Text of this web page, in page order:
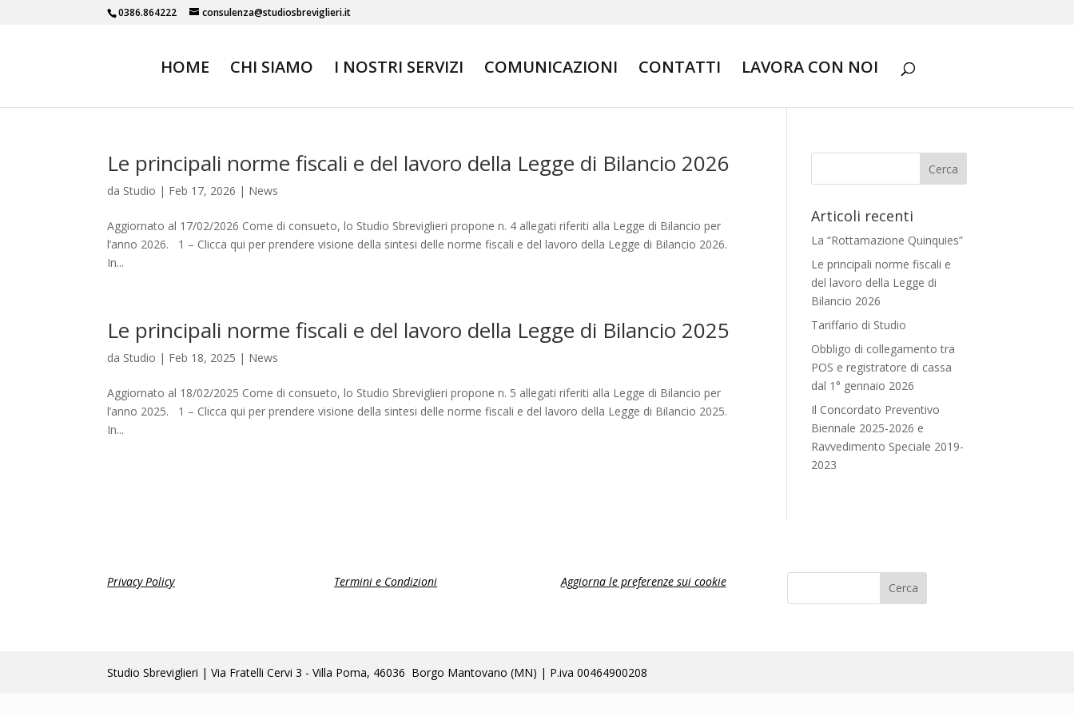
0386.864222 consulenza@studiosbreviglieri.it
HOME CHI SIAMO I NOSTRI SERVIZI COMUNICAZIONI CONTATTI LAVORA CON NOI
Le principali norme fiscali e del lavoro della Legge di Bilancio 2026
da Studio | Feb 17, 2026 | News
Aggiornato al 17/02/2026 Come di consueto, lo Studio Sbreviglieri propone n. 4 allegati riferiti alla Legge di Bilancio per
l’anno 2026. 1 – Clicca qui per prendere visione della sintesi delle norme fiscali e del lavoro della Legge di Bilancio 2026.
In...
Le principali norme fiscali e del lavoro della Legge di Bilancio 2025
da Studio | Feb 18, 2025 | News
Aggiornato al 18/02/2025 Come di consueto, lo Studio Sbreviglieri propone n. 5 allegati riferiti alla Legge di Bilancio per
l’anno 2025. 1 – Clicca qui per prendere visione della sintesi delle norme fiscali e del lavoro della Legge di Bilancio 2025.
In...
Articoli recenti
La “Rottamazione Quinquies”
Le principali norme fiscali e
del lavoro della Legge di
Bilancio 2026
Tariffario di Studio
Obbligo di collegamento tra
POS e registratore di cassa
dal 1° gennaio 2026
Il Concordato Preventivo
Biennale 2025-2026 e
Ravvedimento Speciale 2019-
2023
Privacy Policy Termini e Condizioni Aggiorna le preferenze sui cookie
Studio Sbreviglieri | Via Fratelli Cervi 3 - Villa Poma, 46036 Borgo Mantovano (MN) | P.iva 00464900208